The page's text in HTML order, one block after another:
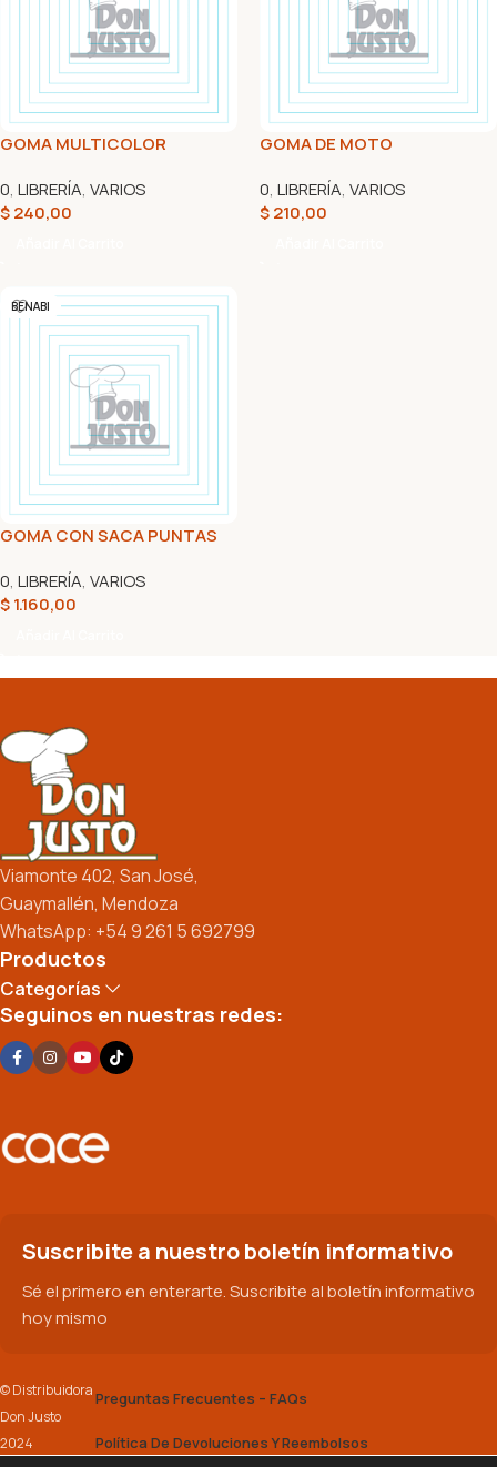
GOMA MULTICOLOR
0, LIBRERÍA, VARIOS
$240,00
GOMA DE MOTO
0, LIBRERÍA, VARIOS
$210,00
BENABI
GOMA CON SACA PUNTAS
0, LIBRERÍA, VARIOS
$1.160,00
Viamonte 402, San José,
Guaymallén, Mendoza
WhatsApp: +54 9 261 5 692799
Productos
Categorías
Seguinos en nuestras redes:
Suscribite a nuestro boletín informativo
Sé el primero en enterarte. Suscribite al boletín informativo
hoy mismo
© Distribuidora
Don Justo
2024
Preguntas Frecuentes – FAQs
Política De Devoluciones Y Reembolsos